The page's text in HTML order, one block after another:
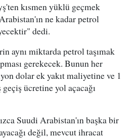
kısmen yüklü geçmek
ne kadar petrol
dedi.
aynı miktarda petrol taşımak
gerekecek. Bunun her
dolar ek yakıt maliyetine ve 1
ücretine yol açacağı
Suudi Arabistan'ın başka bir
değil, mevcut ihracat